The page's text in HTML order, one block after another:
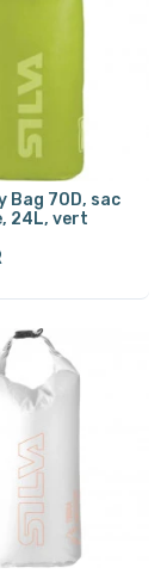
Bag 70D, sac
24L, vert